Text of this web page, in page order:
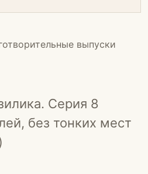
выпуски
Серия 8
без тонких мест